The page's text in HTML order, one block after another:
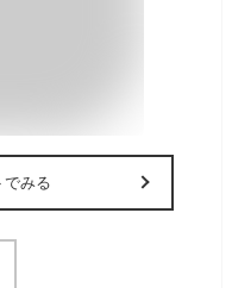
でみる